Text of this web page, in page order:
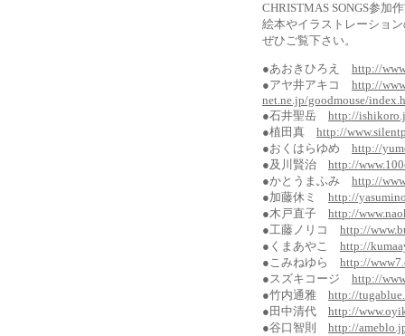
CHRISTMAS SONGS参加
絵本やイラストレーショ
ぜひご覧下さい。
●あおきひろえ http://
●アヤ井アキコ http://
net.ne.jp/goodmouse/
●石井聖岳 http://
●植田真 http://
●おくはらゆめ http://
●及川賢治 http://
●かとうまふみ http://
●加藤休ミ http://
●木戸直子 http://
●工藤ノリコ http://
●くまあやこ http://
●こみねゆら http://
●スズキコージ http://
●竹内通雅 http://
●田中清代 http://
●谷口智則 http://